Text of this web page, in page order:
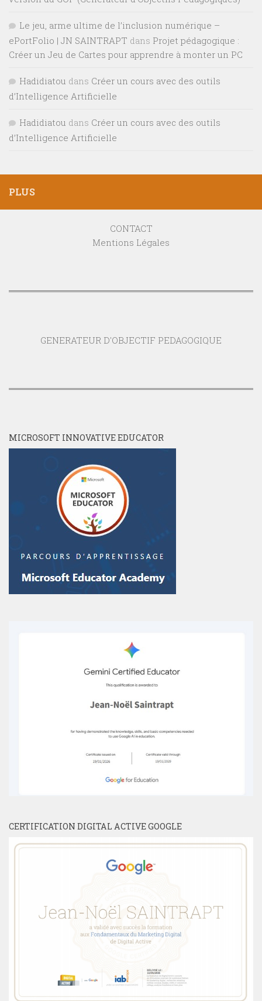
Le jeu, arme ultime de l’inclusion numérique –
ePortFolio | JN SAINTRAPT dans Projet pédagogique :
Créer un Jeu de Cartes pour apprendre à monter un PC
Hadidiatou dans Créer un cours avec des outils
d’Intelligence Artificielle
Hadidiatou dans Créer un cours avec des outils
d’Intelligence Artificielle
PLUS
CONTACT
Mentions Légales
GENERATEUR D'OBJECTIF PEDAGOGIQUE
MICROSOFT INNOVATIVE EDUCATOR
CERTIFICATION DIGITAL ACTIVE GOOGLE